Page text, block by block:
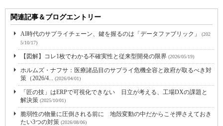
関連記事＆ブログエントリー
AI時代のサプライチェーン、鍵を握るのは「データファブリック」
(202
5/10/17)
【図解】コレ1枚でわかる不確実性と従来型開発の限界 (2026/05/19)
ホルムズ・ナフサ：医療諸品目のサプライ危機全容と政府が取るべき対
策（2026/4... (2026/04/01)
「匠の技」はERPで可視化できない 日立が考える、工場DXの課題と
解決策 (2025/10/01)
脆弱性の物量に圧倒される前に 地殻変動の中だからこそ押さえておき
たい3つの対策 (2026/08/06)